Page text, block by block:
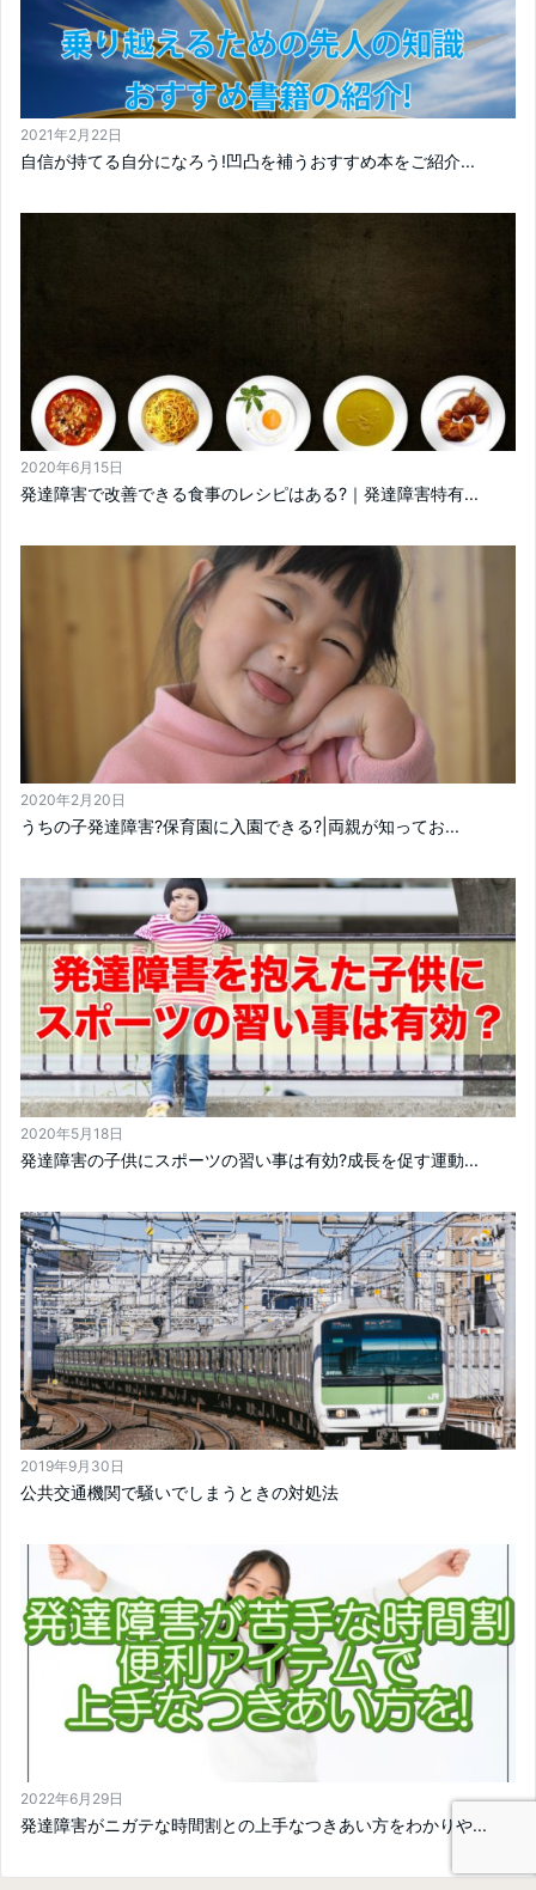
2021年2月22日
自信が持てる自分になろう!凹凸を補うおすすめ本をご紹介...
2020年6月15日
発達障害で改善できる食事のレシピはある?｜発達障害特有...
2020年2月20日
うちの子発達障害?保育園に入園できる?|両親が知ってお...
2020年5月18日
発達障害の子供にスポーツの習い事は有効?成長を促す運動...
2019年9月30日
公共交通機関で騒いでしまうときの対処法
2022年6月29日
発達障害がニガテな時間割との上手なつきあい方をわかりや...